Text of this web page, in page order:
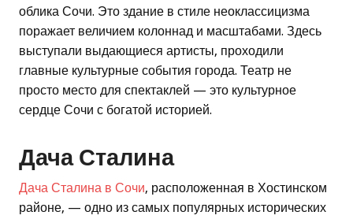
облика Сочи. Это здание в стиле неоклассицизма
поражает величием колоннад и масштабами. Здесь
выступали выдающиеся артисты, проходили
главные культурные события города. Театр не
просто место для спектаклей — это культурное
сердце Сочи с богатой историей.
Дача Сталина
Дача Сталина в Сочи, расположенная в Хостинском
районе, — одно из самых популярных исторических